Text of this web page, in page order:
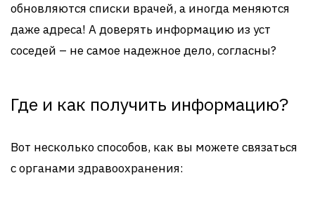
обновляются списки врачей, а иногда меняются
даже адреса! А доверять информацию из уст
соседей – не самое надежное дело, согласны?
Где и как получить информацию?
Вот несколько способов, как вы можете связаться
с органами здравоохранения: